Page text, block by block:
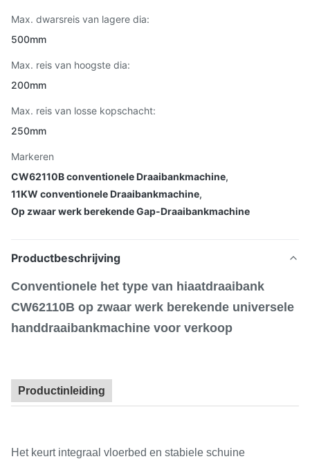
Max. dwarsreis van lagere dia:
500mm
Max. reis van hoogste dia:
200mm
Max. reis van losse kopschacht:
250mm
Markeren
CW62110B conventionele Draaibankmachine,
11KW conventionele Draaibankmachine,
Op zwaar werk berekende Gap-Draaibankmachine
Productbeschrijving
Conventionele het type van hiaatdraaibank
CW62110B op zwaar werk berekende universele
handdraaibankmachine voor verkoop
Productinleiding
Het keurt integraal vloerbed en stabiele schuine